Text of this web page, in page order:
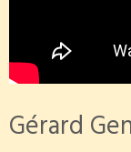
Gérard